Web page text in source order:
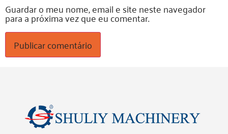
Guardar o meu nome, email e site neste navegador
para a próxima vez que eu comentar.